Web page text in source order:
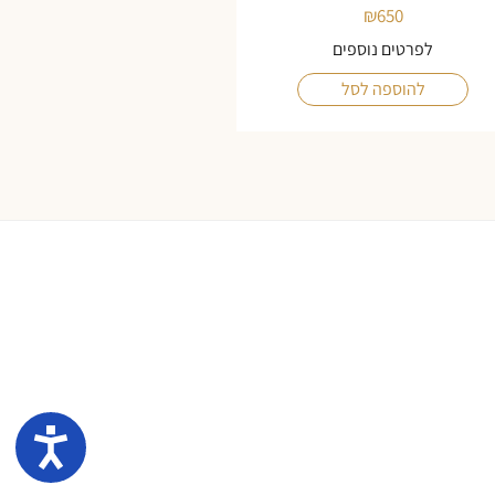
₪650
לפרטים נוספים
להוספה לסל